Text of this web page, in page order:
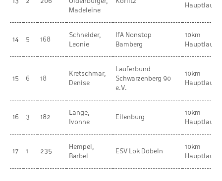
Madeleine
Hauptlauf
14 5 168
Schneider,
Leonie
IfA Nonstop
Bamberg
10km
Hauptlauf
15 6 18
Kretschmar,
Denise
Läuferbund
Schwarzenberg 90
e.V.
10km
Hauptlauf
16 3 182
Lange,
Ivonne
Eilenburg
10km
Hauptlauf
17 1 235
Hempel,
Bärbel
ESV Lok Döbeln
10km
Hauptlauf